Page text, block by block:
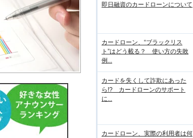
即日融資のカードローンについて
カードローン、“ブラックリス
ト”はどう載る？ 使い方の失敗
例...
カードを失くして詐欺にあった
ら!? カードローンのサポート
に...
カードローン、実際の利用者は何